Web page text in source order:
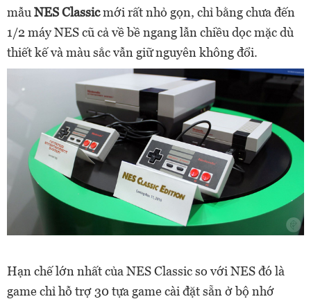
mẫu NES Classicmới rất nhỏ gọn, chỉ bằng chưa đến
1/2 máy NES cũ cả về bề ngang lẫn chiều dọc mặc dù
thiết kế và màu sắc vẫn giữ nguyên không đổi.
Hạn chế lớn nhất của NES Classic so với NES đó là
game chỉ hỗ trợ 30 tựa game cài đặt sẵn ở bộ nhớ